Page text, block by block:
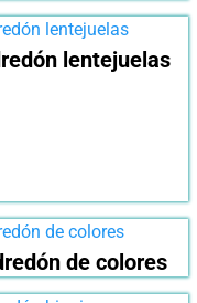
lentejuelas
de colores